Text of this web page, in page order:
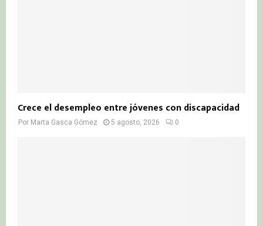
Crece el desempleo entre jóvenes con discapacidad
Por Marta Gasca Gómez 5 agosto, 2026 0